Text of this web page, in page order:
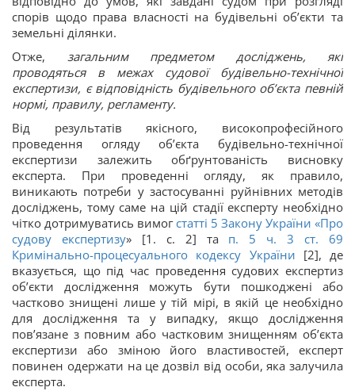
спорів щодо права власності на будівельні об’єкти та
земельні ділянки.
Отже, загальним предметом досліджень, які
проводяться в межах судової будівельно-технічної
експертизи, є відповідність будівельного об’єкта певній
нормі, правилу, регламенту.
Від результатів якісного, високопрофесійного
проведення огляду об’єкта будівельно-технічної
експертизи залежить обґрунтованість висновку
експерта. При проведенні огляду, як правило,
виникають потреби у застосуванні руйнівних методів
досліджень, тому саме на цій стадії експерту необхідно
чітко дотримуватись вимогстатті 5 Закону України «Про
судову експертизу» [1. c. 2] та п. 5 ч. 3 ст. 69
Кримінально-процесуального кодексу України [2], де
вказується, що під час проведення судових експертиз
об’єкти дослідження можуть бути пошкоджені або
частково знищені лише у тій мірі, в якій це необхідно
для дослідження та у випадку, якщо дослідження
пов’язане з повним або частковим знищенням об’єкта
експертизи або зміною його властивостей, експерт
повинен одержати на це дозвіл від особи, яка залучила
експерта.